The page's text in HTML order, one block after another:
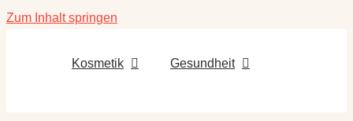
Zum Inhalt springen
Kosmetik Gesundheit